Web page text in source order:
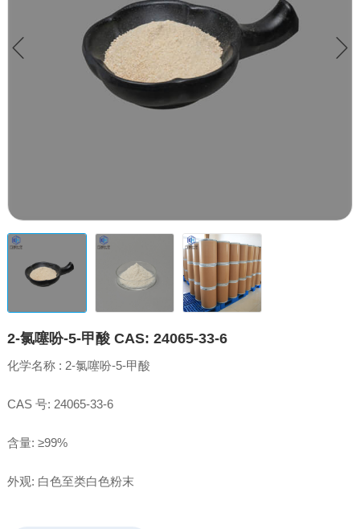
2-氯噻吩-5-甲酸 CAS: 24065-33-6
化学名称 : 2-氯噻吩-5-甲酸
CAS 号: 24065-33-6
含量: ≥99%
外观: 白色至类白色粉末